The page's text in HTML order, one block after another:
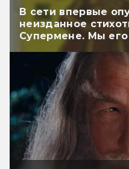
В сети впервые
неизданное
Супермене. Мы